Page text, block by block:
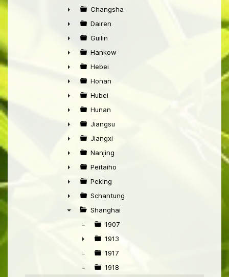
►
►
Changsha
►
Dairen
►
Guilin
►
Hankow
►
Hebei
►
Honan
►
Hubei
►
Hunan
►
Jiangsu
►
Jiangxi
►
Nanjing
►
Peitaiho
►
Peking
►
Schantung
Shanghai
1907
►
1913
1917
1918